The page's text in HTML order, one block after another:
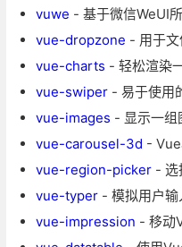
vuwe - 基于微信WeUI
vue-dropzone - 用于
vue-charts - 轻松渲染
vue-swiper- 易于使用
vue-images - 显示一
vue-carousel-3d -
vue-region-picker- 选
vue-typer- 模拟用户输
vue-impression - 移动